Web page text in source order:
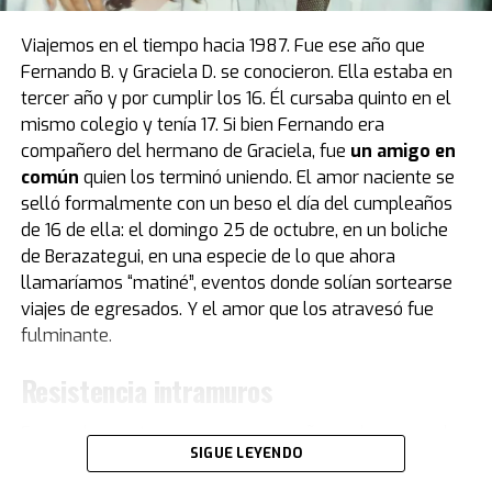
que recibió “Pelusa” tras conquistar la Copa del Mundo
deMéxico 1986, cortesía del por entonces presidente
del Napoli, Corrado Ferlaino.
El proceso para que las llaves de aquel mítico auto
deportivo llegaran a las manos de Maradona fue
caótico.
Guillermo Coppola, exmanager del Diez, tuvo
que convencer al mismísimo Enzo Ferrari de pintar de
negro un modelo que solo conocía el rojo. Luego,
gestionó la venta del coche en un aeropuerto por un
precio mayor al que había pagado originalmente, con el
fin de reconciliar a Ferlaino con Diego. Algo de esa
historia estuvo presente en Buenos Aires.
Cebollitas, pasando por mítico año 86 y llegando hasta
cuando le hacen su partido despedida", explica Acacia.
Viajemos en el tiempo hacia 1987. Fue ese año que
Fernando B. y Graciela D. se conocieron. Ella estaba en
tercer año y por cumplir los 16. Él cursaba quinto en el
mismo colegio y tenía 17. Si bien Fernando era
compañero del hermano de Graciela, fue un amigo en
común quien los terminó uniendo. El amor naciente se
selló formalmente con un beso el día del cumpleaños
de 16 de ella: el domingo 25 de octubre, en un boliche
de Berazategui, en una especie de lo que ahora
llamaríamos “matiné”, eventos donde solían sortearse
viajes de egresados. Y el amor que los atravesó fue
fulminante.
Fernando cuenta que con su compañero y hermano de
Graciela eran “como el agua y el aceite. Te hago una
SIGUE LEYENDO